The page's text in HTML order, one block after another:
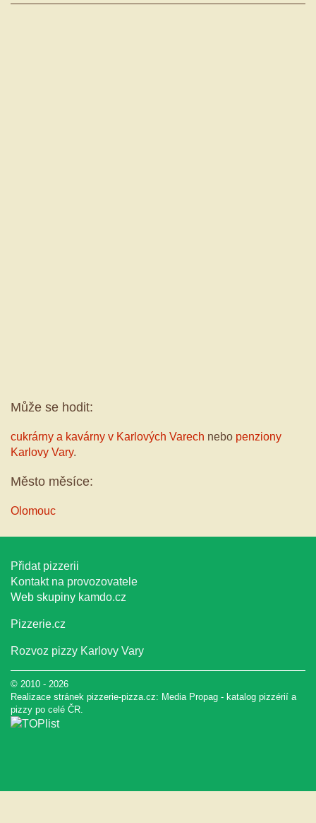
Může se hodit:
cukrárny a kavárny v Karlových Varech nebo penziony
Karlovy Vary.
Město měsíce:
Olomouc
Přidat pizzerii
Kontakt na provozovatele
Web skupiny kamdo.cz
Pizzerie.cz
Rozvoz pizzy Karlovy Vary
© 2010 - 2026
Realizace stránek pizzerie-pizza.cz: Media Propag - katalog pizzérií a
pizzy po celé ČR.